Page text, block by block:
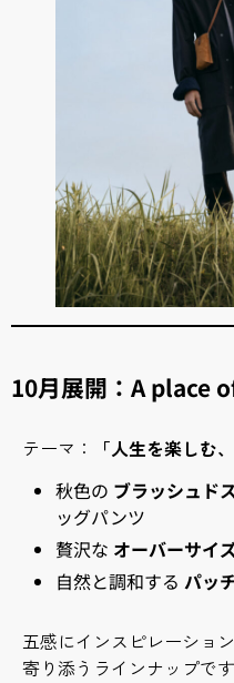
10月展開：A place
テーマ：
「人生を楽しむ
秋色の ブラッシュド
ッグパンツ
贅沢な オーバーサイ
自然と調和する パッ
五感にインスピレーショ
寄り添うラインナップです